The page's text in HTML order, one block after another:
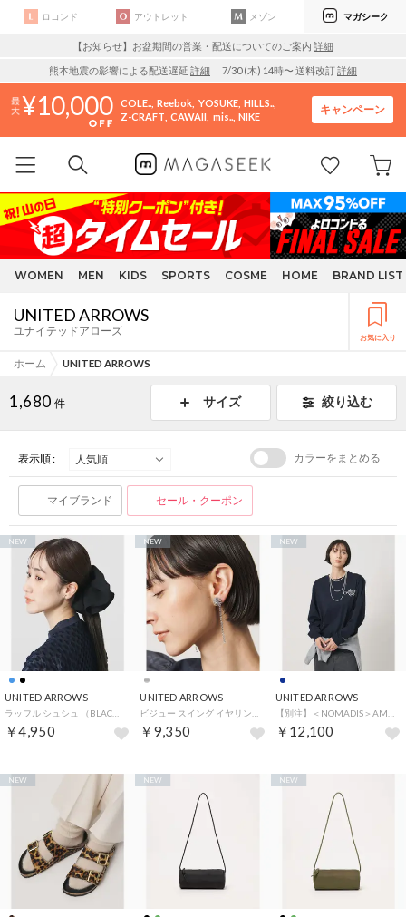
ロコンド アウトレット メゾン マガシーク
【お知らせ】お盆期間の営業・配送についてのご案内 詳細
熊本地震の影響による配送遅延 詳細 ｜7/30 (木) 14時〜 送料改訂詳細
10,000 COLE.. Reebok YOSUKE HILLS..
Z-CRAFT CAWAII mis.. NIKE
キャンペーン
WOMEN MEN KIDS SPORTS COSME HOME BRAND LIST
UNITED ARROWS
ユナイテッドアローズ お気に入り
ホーム UNITED ARROWS
1,680 件 サイズ 絞り込む
表示順 : カラーをまとめる
マイブランド セール・クーポン
UNITED ARROWS
￥4,950
NEW
UNITED ARROWS
￥9,350
NEW
UNITED ARROWS
￥12,100
NEW
NEW NEW NEW